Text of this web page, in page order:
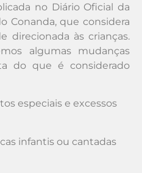
no Diário Oficial da
Conanda, que considera
direcionada às crianças.
algumas mudanças
do que é considerado
especiais e excessos
infantis ou cantadas